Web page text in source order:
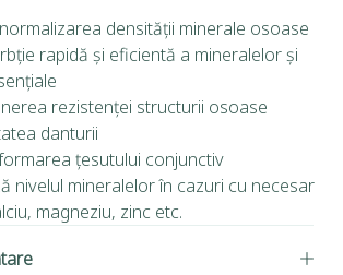
densității minerale osoase
rapidă și eficientă a mineralelor și
rezistenței structurii osoase
danturii
țesutului conjunctiv
nivelul mineralelor în cazuri cu necesar
magneziu, zinc etc.